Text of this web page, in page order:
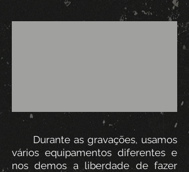
Durante as gravações, usamos
vários equipamentos diferentes e
nos demos a liberdade de fazer